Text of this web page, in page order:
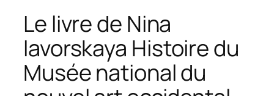
Le livre de Nina
Iavorskaya Histoire du
Musée national du